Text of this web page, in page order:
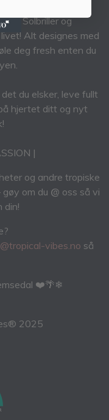
Solbriller og
Alt designes med
deg fresh enten du
du elsker, leve fullt
hjertet ditt og nyt
|
og andre tropiske
gøy om du @ oss så vi
din!
vibes.no så
❤️🌴❄
2025